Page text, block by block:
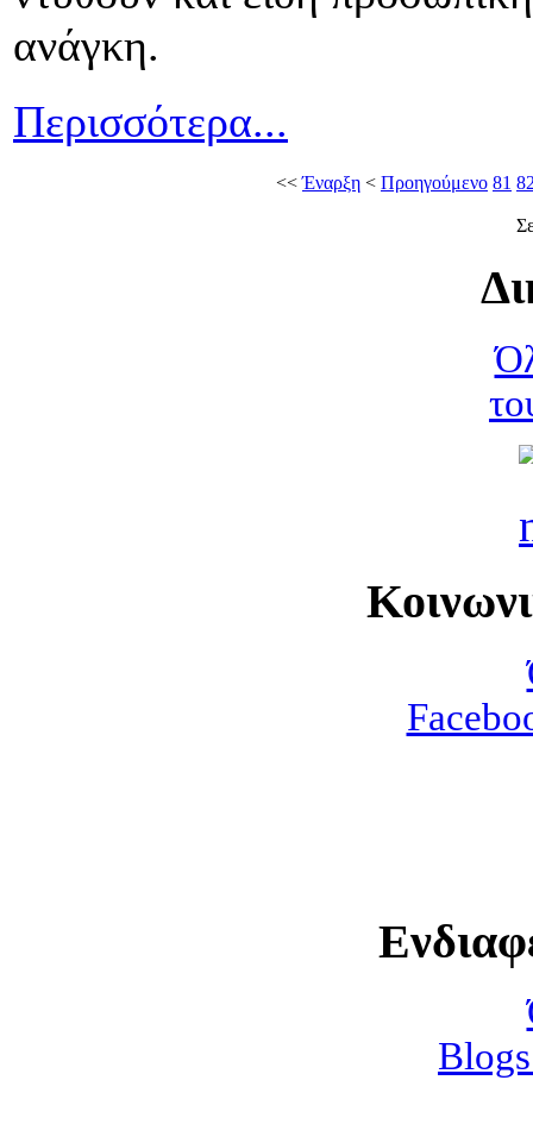
ανάγκη.
Περισσότερα...
<<Έναρξη < Προηγούμενο 81
Blogs